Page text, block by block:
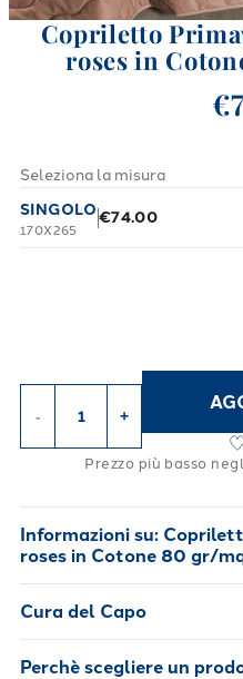
Copriletto
roses in
Seleziona la misura
SINGOLO
170X265
€74.00
- +
Prezzo più basso
Informazioni su:
roses in Cotone 80 gr/
Cura del Capo
Perchè scegliere un